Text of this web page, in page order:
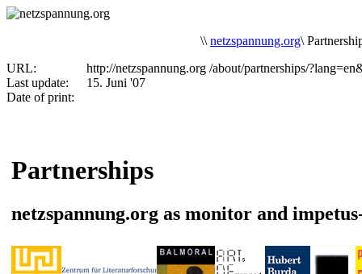
\\ netzspannung.org\
URL:
http://netzspannung.org /about/partnerships/
Last update:
15. Juni '07
Date of print:
Partnerships
netzspannung.org as monitor and